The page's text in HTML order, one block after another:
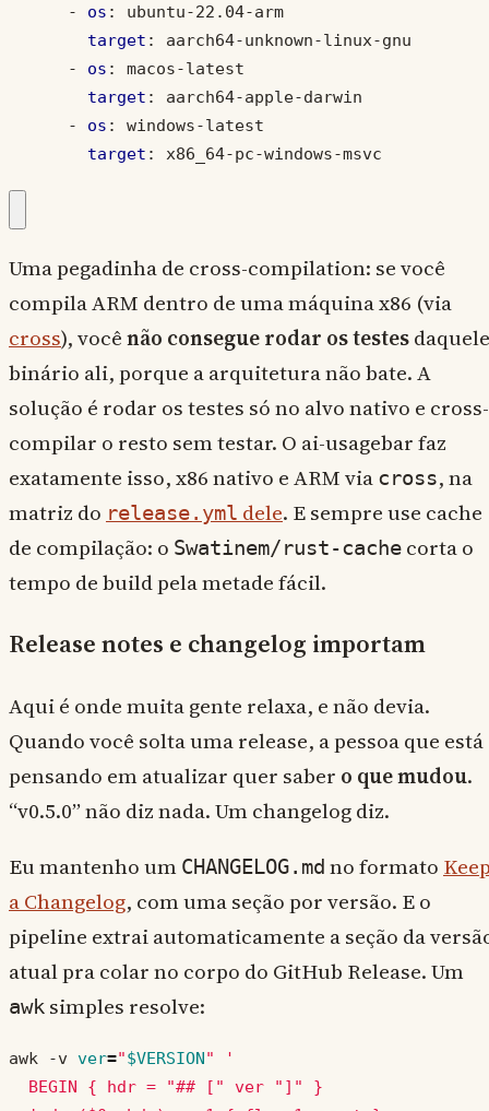
- os :
ubuntu-22.04-arm
target :
aarch64-unknown-linux-gnu
- os :
macos-latest
target :
aarch64-apple-darwin
- os :
windows-latest
target : x86_64-pc-windows-msvc
Uma pegadinha de cross-compilation: se você
compila ARM dentro de uma máquina x86 (via
cross), vocênão consegue rodar os testesdaquele
binário ali, porque a arquitetura não bate. A
solução é rodar os testes só no alvo nativo e cross-
compilar o resto sem testar. O ai-usagebar faz
exatamente isso, x86 nativo e ARM via cross, na
matriz do release.yml dele. E sempre use cache
de compilação: o Swatinem/rust-cache corta o
tempo de build pela metade fácil.
Release notes e changelog importam
Aqui é onde muita gente relaxa, e não devia.
Quando você solta uma release, a pessoa que está
pensando em atualizar quer saber o que mudou.
“v0.5.0” não diz nada. Um changelog diz.
Eu mantenho um CHANGELOG.md no formato
a Changelog, com uma seção por versão. E o
pipeline extrai automaticamente a seção da
atual pra colar no corpo do GitHub Release. Um
awk simples resolve:
awk -v ver="$VERSION "